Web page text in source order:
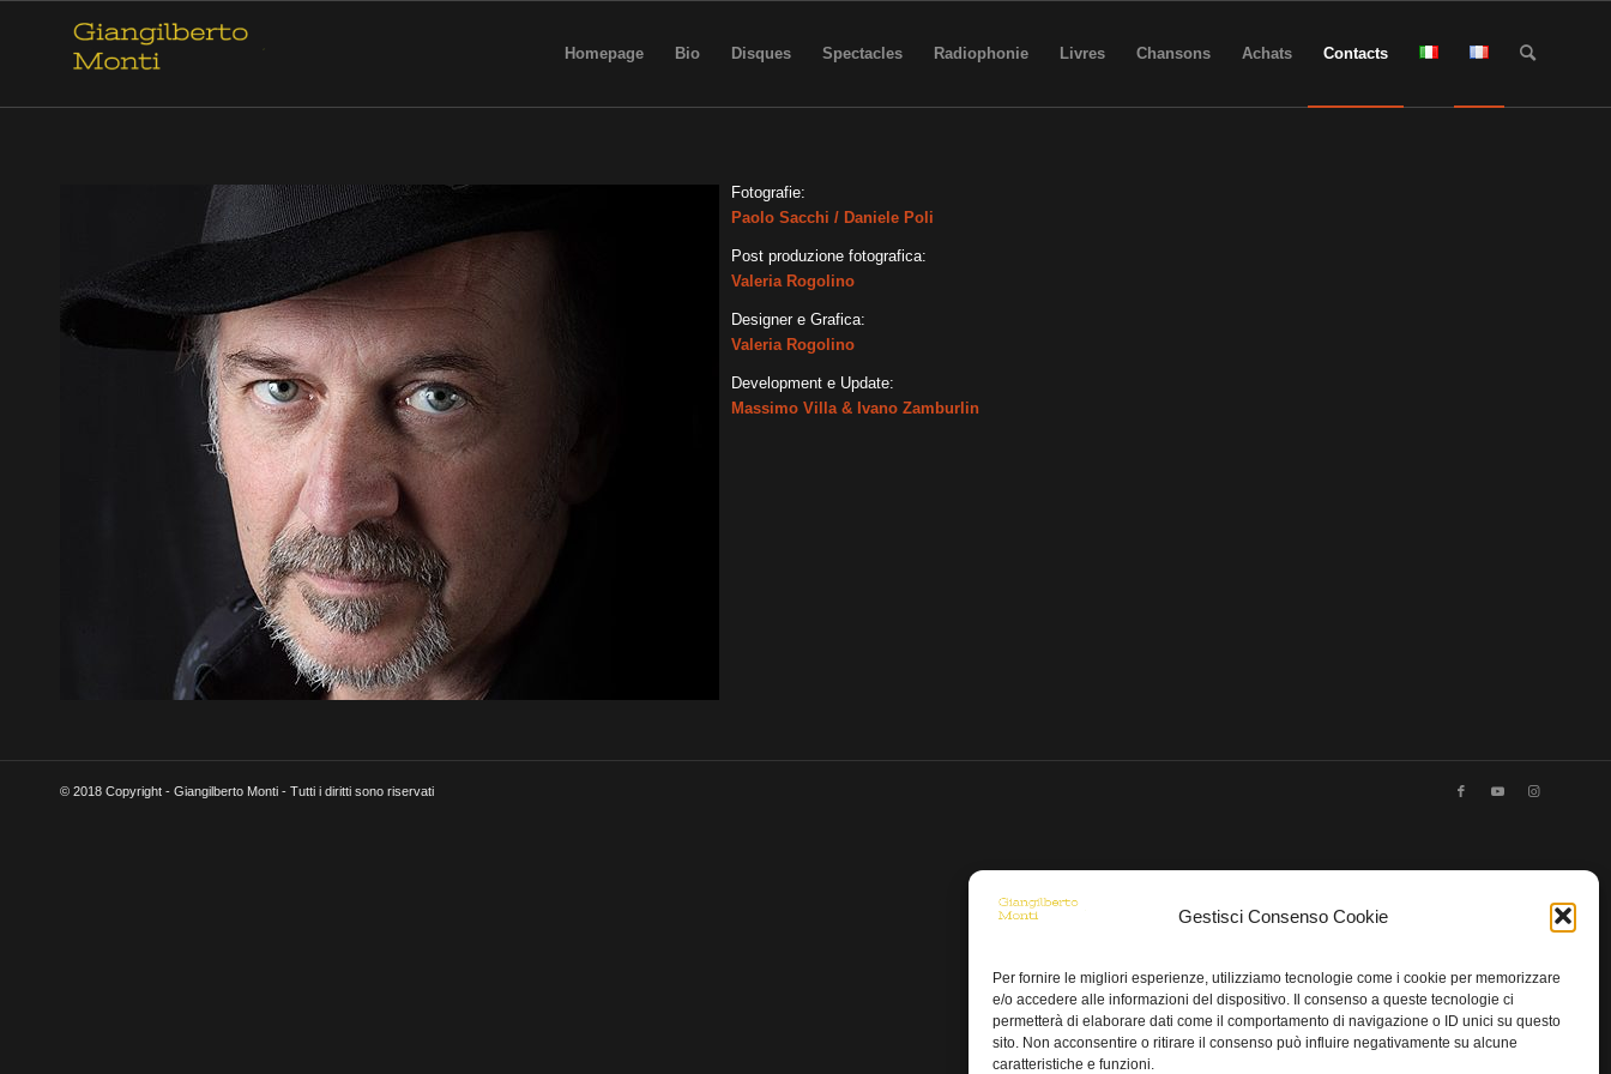
Gestisci Consenso Cookie
Per fornire le migliori esperienze, utilizziamo tecnologie come i cookie per memorizzare
e/o accedere alle informazioni del dispositivo. Il consenso a queste tecnologie ci
permetterà di elaborare dati come il comportamento di navigazione o ID unici su questo
sito. Non acconsentire o ritirare il consenso può influire negativamente su alcune
caratteristiche e funzioni.
Homepage Bio Disques Spectacles Radiophonie Livres Chansons Achats Contacts
Fotografie:
Paolo Sacchi / Daniele Poli
Post produzione fotografica:
Valeria Rogolino
Designer e Grafica:
Valeria Rogolino
Development e Update:
Massimo Villa & Ivano Zamburlin
© 2018 Copyright - Giangilberto Monti - Tutti i diritti sono riservati